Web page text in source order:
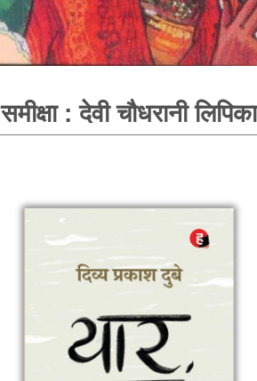
समीक्षा : देवी चौधरानी लिपिका